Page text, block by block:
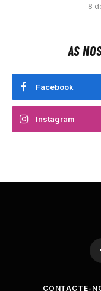
8
AS
Facebook
Instagram
CONTACTE-